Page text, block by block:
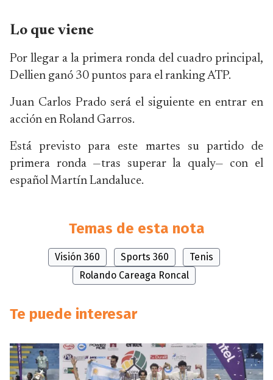
Lo que viene
Por llegar a la primera ronda del cuadro principal,
Dellien ganó 30 puntos para el ranking ATP.
Juan Carlos Prado será el siguiente en entrar en
acción en Roland Garros.
Está previsto para este martes su partido de
primera ronda —tras superar la qualy— con el
español Martín Landaluce.
Temas de esta nota
Visión 360 Sports 360
Tenis
Rolando Careaga Roncal
Te puede interesar